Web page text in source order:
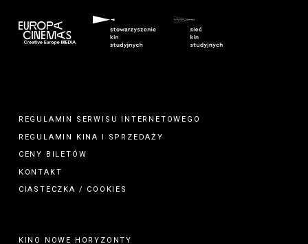
REGULAMIN SERWISU INTERNETOWEGO
REGULAMIN KINA I
SPRZEDAŻY
CENY BILETÓW
KONTAKT
CIASTECZKA / COOKIES
KINO NOWE HORYZONTY